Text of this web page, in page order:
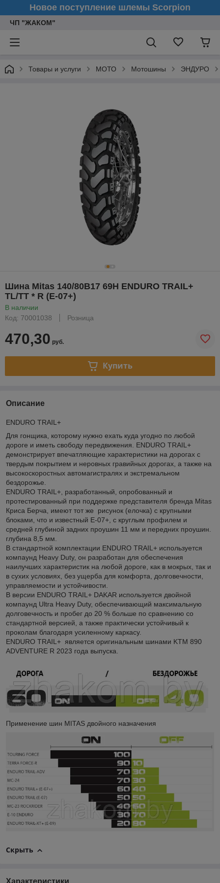
Новое поступление шлемы Scorpion
ЧП "ЖАКОМ"
Товары и услуги МОТО Мотошины ЭНДУРО
Шина Mitas 140/80B17 69H ENDURO TRAIL+
TL/TT * R (E-07+)
В наличии
Код: 70001038
Розница
470,30 руб.
Купить
Описание
ENDURO TRAIL+
Для гонщика, которому нужно ехать куда угодно по любой
дороге и иметь свободу передвижения. ENDURO TRAIL+
демонстрирует впечатляющие характеристики на дорогах с
твердым покрытием и неровных гравийных дорогах, а также на
высокоскоростных автомагистралях и экстремальном
бездорожье.
ENDURO TRAIL+, разработанный, опробованный и
протестированный при поддержке представителя бренда Mitas
Криса Берча, имеют тот же рисунок (елочка) с крупными
блоками, что и известный E-07+, с круглым профилем и
средней глубиной задних проушин 11 мм и передних проушин.
глубина 8,5 мм.
В стандартной комплектации ENDURO TRAIL+ используется
компаунд Heavy Duty, он разработан для обеспечения
наилучших характеристик на любой дороге, как в мокрых, так и
в сухих условиях, без ущерба для комфорта, долговечности,
управляемости и устойчивости.
В версии ENDURO TRAIL+ DAKAR используется двойной
компаунд Ultra Heavy Duty, обеспечивающий максимальную
долговечность и пробег до 20 % больше по сравнению со
стандартной версией, а также практически устойчивый к
проколам благодаря усиленному каркасу.
ENDURO TRAIL+ является оригинальным шинами KTM 890
ADVENTURE R 2023 года выпуска.
Применение шин MITAS двойного назначения
Скрыть
Характеристики